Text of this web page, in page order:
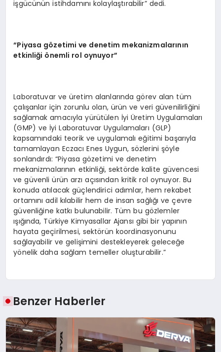
işgücünün istihdamını kolaylaştırabilir” dedi.
“Piyasa gözetimi ve denetim mekanizmalarının
etkinliği önemli rol oynuyor”
Laboratuvar ve üretim alanlarında görev alan tüm
çalışanlar için zorunlu olan, ürün ve veri güvenilirliğini
sağlamak amacıyla yürütülen İyi Üretim Uygulamaları
(GMP) ve İyi Laboratuvar Uygulamaları (GLP)
kapsamındaki teorik ve uygulamalı eğitimi başarıyla
tamamlayan Eczacı Enes Uygun, sözlerini şöyle
sonlandırdı: “Piyasa gözetimi ve denetim
mekanizmalarının etkinliği, sektörde kalite güvencesi
ve güvenli ürün arzı açısından kritik rol oynuyor. Bu
konuda atılacak güçlendirici adımlar, hem rekabet
ortamını adil kılabilir hem de insan sağlığı ve çevre
güvenliğine katkı bulunabilir. Tüm bu gözlemler
ışığında, Türkiye Kimyasallar Ajansı gibi bir yapının
hayata geçirilmesi, sektörün koordinasyonunu
sağlayabilir ve gelişimini destekleyerek geleceğe
yönelik daha sağlam temeller oluşturabilir.”
Benzer Haberler